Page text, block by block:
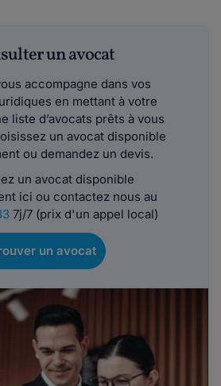
un avocat
accompagne dans vos
en mettant à votre
liste d’avocats prêts à vous
un avocat disponible
ou demandez un devis.
un avocat disponible
ici ou contactez nous au
7j/7 (prix d'un appel local)
un avocat